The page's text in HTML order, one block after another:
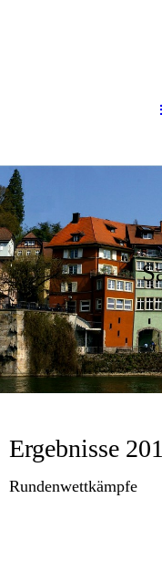
Ergebnisse
Rundenwettkämpfe